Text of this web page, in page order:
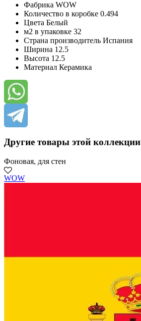
Фабрика WOW
Количество в коробке 0.494
Цвета Белый
м2 в упаковке 32
Страна производитель Испания
Ширина 12.5
Высота 12.5
Материал Керамика
Другие товары этой коллекции
Фоновая, для стен
WOW